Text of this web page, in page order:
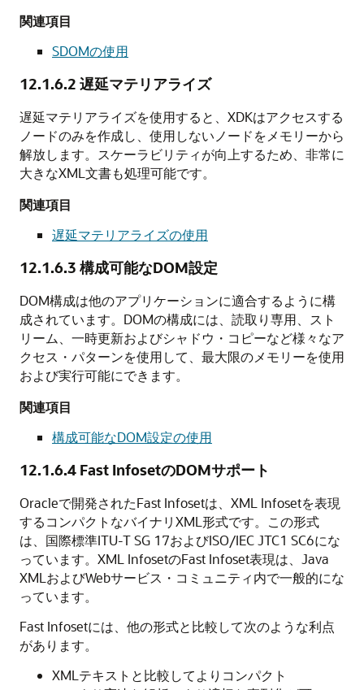
関連項目
SDOMの使用
12.1.6.2 遅延マテリアライズ
遅延マテリアライズを使用すると、XDKはアクセスする
ノードのみを作成し、使用しないノードをメモリーから
解放します。スケーラビリティが向上するため、非常に
大きなXML文書も処理可能です。
関連項目
遅延マテリアライズの使用
12.1.6.3 構成可能なDOM設定
DOM構成は他のアプリケーションに適合するように構
成されています。DOMの構成には、読取り専用、スト
リーム、一時更新およびシャドウ・コピーなど様々なア
クセス・パターンを使用して、最大限のメモリーを使用
および実行可能にできます。
関連項目
構成可能なDOM設定の使用
12.1.6.4 Fast InfosetのDOMサポート
Oracleで開発されたFast Infosetは、XML Infosetを表現
するコンパクトなバイナリXML形式です。この形式
は、国際標準ITU-T SG 17およびISO/IEC JTC1 SC6にな
っています。XML InfosetのFast Infoset表現は、Java
XMLおよびWebサービス・コミュニティ内で一般的にな
っています。
Fast Infosetには、他の形式と比較して次のような利点
があります。
XMLテキストと比較してよりコンパクト